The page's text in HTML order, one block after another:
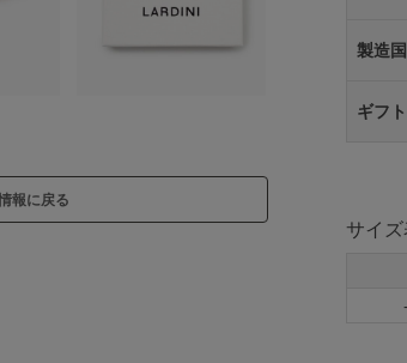
報に戻る
製造国
ギフト
サイズ
-